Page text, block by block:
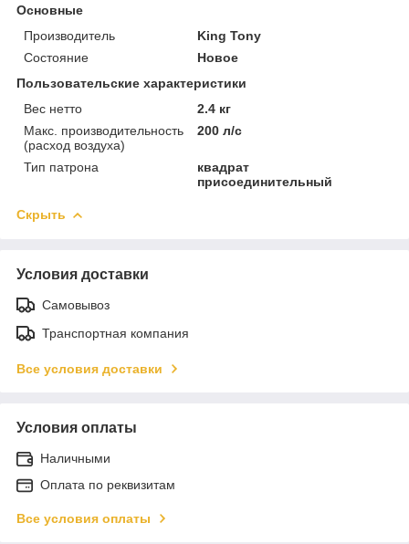
Основные
Производитель
King Tony
Состояние
Новое
Пользовательские характеристики
Вес нетто
2.4 кг
Макс. производительность
(расход воздуха)
200 л/с
Тип патрона
квадрат
присоединительный
Скрыть
Условия доставки
Самовывоз
Транспортная компания
Все условия доставки
Условия оплаты
Наличными
Оплата по реквизитам
Все условия оплаты